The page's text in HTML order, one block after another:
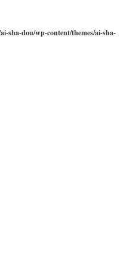
sha-dou/wp-content/themes/ai-sha-